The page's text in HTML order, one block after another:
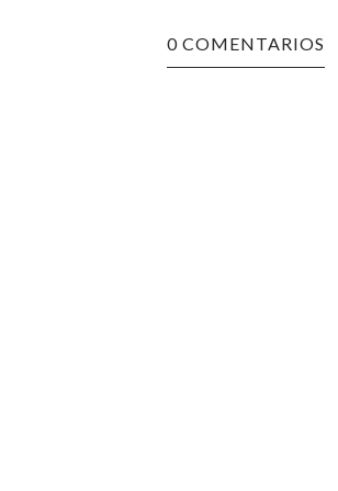
0 COMENTARIOS